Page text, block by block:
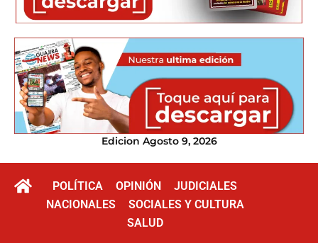
Edicion Agosto 9, 2026
POLÍTICA OPINIÓN
JUDICIALES
NACIONALES
SOCIALES Y CULTURA
SALUD